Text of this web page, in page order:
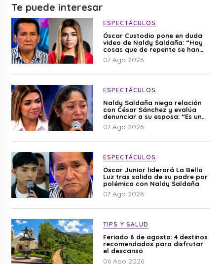
Te puede interesar
ESPECTÁCULOS
Óscar Custodio pone en duda
video de Naldy Saldaña: “Hay
cosas que de repente se han
editado”
07 Ago 2026
ESPECTÁCULOS
Naldy Saldaña niega relación
con César Sánchez y evalúa
denunciar a su esposa: “Es una
difamación”
07 Ago 2026
ESPECTÁCULOS
Óscar Junior liderará La Bella
Luz tras salida de su padre por
polémica con Naldy Saldaña
07 Ago 2026
TIPS Y SALUD
Feriado 6 de agosto: 4 destinos
recomendados para disfrutar
el descanso
06 Ago 2026